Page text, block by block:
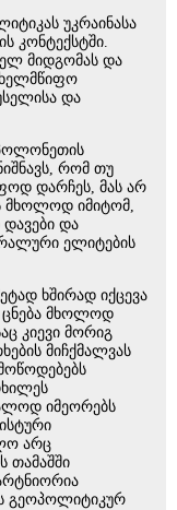
უკრაინასა
კონტექსტში.
მიდგომას და
და
რომ თუ
დარჩეს, მას არ
მხოლოდ იმიტომ,
და
ელიტების
ხშირად იქცევა
ცნება მხოლოდ
კიევი მორიგ
მიჩქმალვას
იმეორებს
არც
თამაშში
გეოპოლიტიკურ